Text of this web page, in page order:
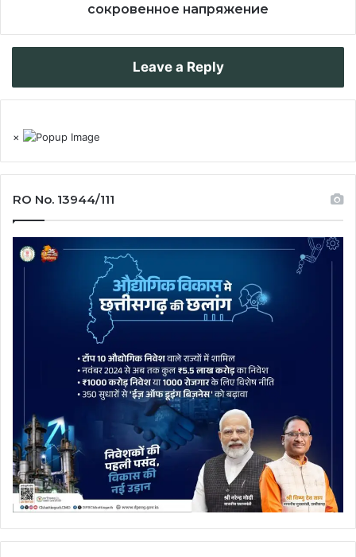
сокровенное напряжение
Leave a Reply
×
RO No. 13944/111